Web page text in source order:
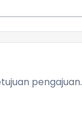
pengajuan.